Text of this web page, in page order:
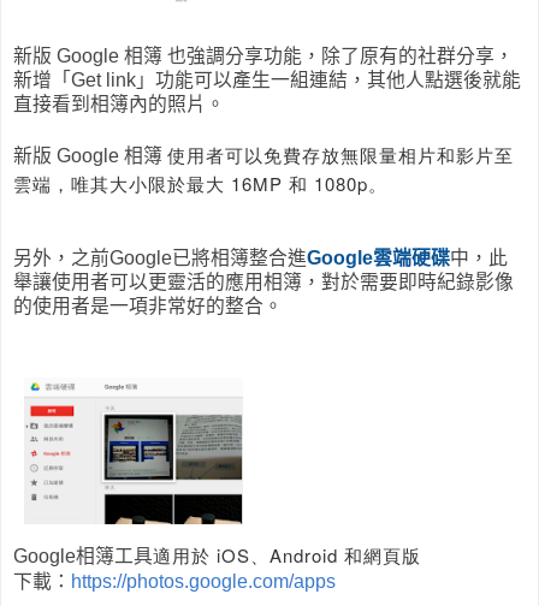
新版 Google 相簿 也強調分享功能，除了原有的社群分享，
新增「Get link」功能可以產生一組連結，其他人點選後就能
直接看到相簿內的照片。
新版 Google 相簿 使用者可以免費存放無限量相片和影片至
雲端，唯其大小限於最大 16MP 和 1080p。
另外，之前Google已將相簿整合進Google雲端硬碟中，此
舉讓使用者可以更靈活的應用相簿，對於需要即時紀錄影像
的使用者是一項非常好的整合。
Google相簿工具適用於 iOS、Android 和網頁版
下載： https://photos.google.com/apps